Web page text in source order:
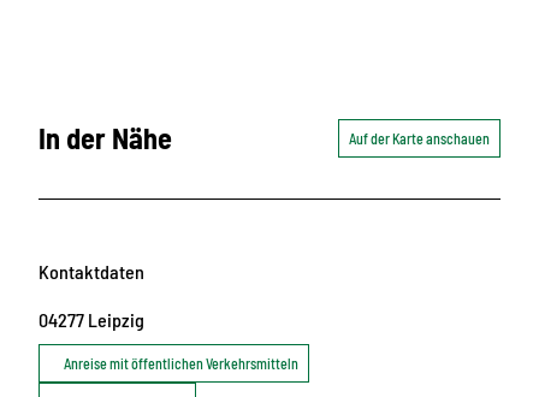
In der Nähe Auf der Karte anschauen
Kontaktdaten
04277 Leipzig
Anreise mit öffentlichen Verkehrsmitteln